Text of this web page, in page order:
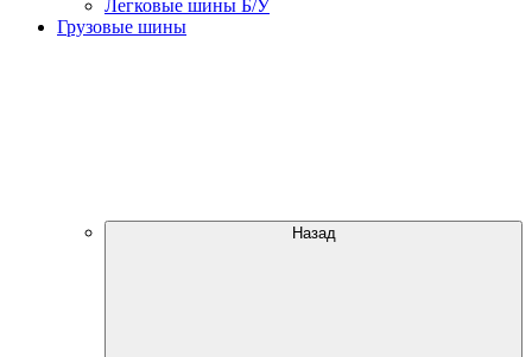
Легковые шины Б/У
Грузовые шины
Назад